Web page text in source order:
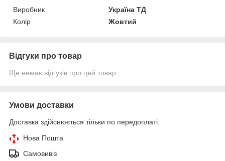
Виробник
Україна ТД
Колір
Жовтий
Відгуки про товар
Ще немає відгуків про цей товар
Умови доставки
Доставка здійснюється тільки по передоплаті.
Нова Пошта
Самовивіз